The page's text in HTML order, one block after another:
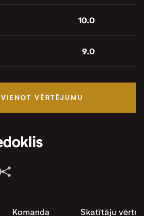
Komanda Skatītāju
10.0
9.0
VĒRTĒJUMU